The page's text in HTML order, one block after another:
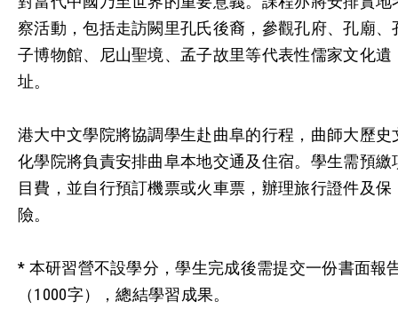
察活動，包括走訪闕里孔氏後裔，參觀孔府、孔廟、
子博物館、尼山聖境、孟子故里等代表性儒家文化遺
址。
港大中文學院將協調學生赴曲阜的行程，曲師大歷史
化學院將負責安排曲阜本地交通及住宿。學生需預繳
目費，並自行預訂機票或火車票，辦理旅行證件及保
險。
* 本研習營不設學分，學生完成後需提交一份書面報
（1000字），總結學習成果。